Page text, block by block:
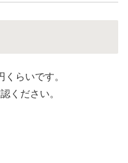
らいです。
ください。